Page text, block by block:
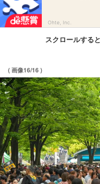
Ohte, Inc.
スクロールする
( 画像16/16 )